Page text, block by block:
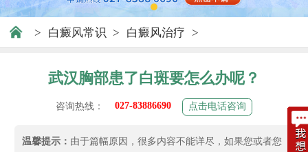
> 白癜风常识 > 白癜风治疗 >
武汉胸部患了白斑要怎么办呢？
咨询热线： 027-83886690 点击电话咨询
温馨提示： 由于篇幅原因，很多内容不能详尽，如果您或者您